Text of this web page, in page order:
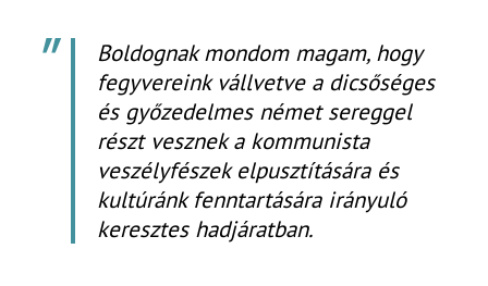
Boldognak mondom magam, hogy
fegyvereink vállvetve a dicsőséges
és győzedelmes német sereggel
részt vesznek a kommunista
veszélyfészek elpusztítására és
kultúránk fenntartására irányuló
keresztes hadjáratban.